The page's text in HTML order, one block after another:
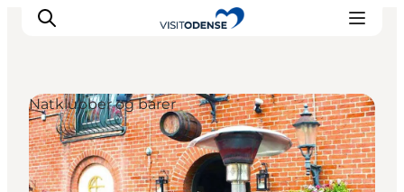
Oplev Odense
Det sker i Odense
Natklubber og barer